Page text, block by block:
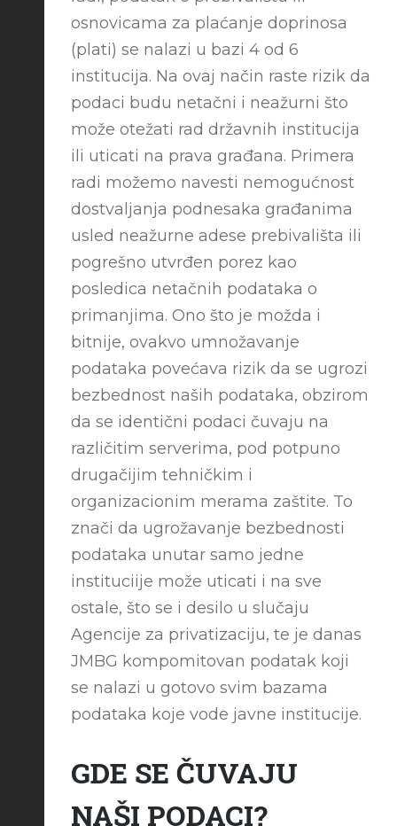
osnovicama za plaćanje doprinosa
(plati) se nalazi u bazi 4 od 6
institucija. Na ovaj način raste rizik da
podaci budu netačni i neažurni što
može otežati rad državnih institucija
ili uticati na prava građana. Primera
radi možemo navesti nemogućnost
dostvaljanja podnesaka građanima
usled neažurne adese prebivališta ili
pogrešno utvrđen porez kao
posledica netačnih podataka o
primanjima. Ono što je možda i
bitnije, ovakvo umnožavanje
podataka povećava rizik da se ugrozi
bezbednost naših podataka, obzirom
da se identični podaci čuvaju na
različitim serverima, pod potpuno
drugačijim tehničkim i
organizacionim merama zaštite. To
znači da ugrožavanje bezbednosti
podataka unutar samo jedne
instituciije može uticati i na sve
ostale, što se i desilo u slučaju
Agencije za privatizaciju, te je danas
JMBG kompomitovan podatak koji
se nalazi u gotovo svim bazama
podataka koje vode javne institucije.
GDE SE ČUVAJU
NAŠI PODACI?